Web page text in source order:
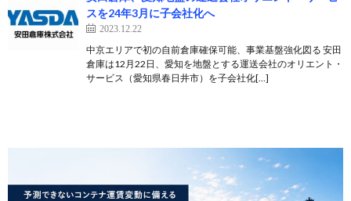
スを24年3月に子会社化へ
2023.12.22
中京エリアで初の自前倉庫確保可能、事業基盤強化図る 安田
倉庫は12月22日、愛知を地盤とする運送会社のオリエント・
サービス（愛知県春日井市）を子会社化[…]